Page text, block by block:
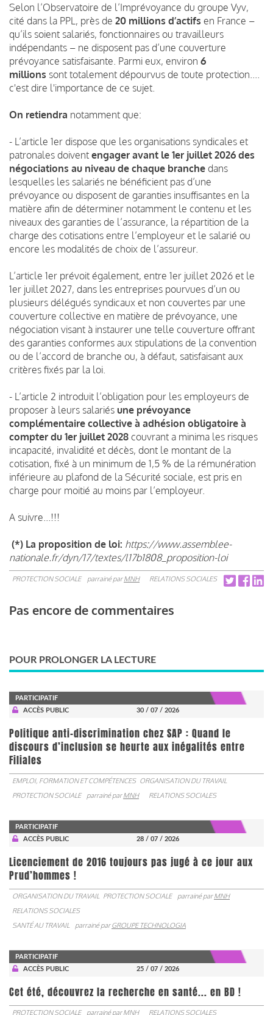
Selon l’Observatoire de l’Imprévoyance du groupe Vyv,
cité dans la PPL, près de 20 millions d’actifs en France –
qu’ils soient salariés, fonctionnaires ou travailleurs
indépendants – ne disposent pas d’une couverture
prévoyance satisfaisante. Parmi eux, environ 6
millions sont totalement dépourvus de toute protection....
c'est dire l'importance de ce sujet.
On retiendra notamment que:
- L’article 1er dispose que les organisations syndicales et
patronales doivent engager avant le 1er juillet 2026 des
négociations au niveau de chaque branche dans
lesquelles les salariés ne bénéficient pas d’une
prévoyance ou disposent de garanties insuffisantes en la
matière afin de déterminer notamment le contenu et les
niveaux des garanties de l’assurance, la répartition de la
charge des cotisations entre l’employeur et le salarié ou
encore les modalités de choix de l’assureur.
L’article 1er prévoit également, entre 1er juillet 2026 et le
1er juillet 2027, dans les entreprises pourvues d’un ou
plusieurs délégués syndicaux et non couvertes par une
couverture collective en matière de prévoyance, une
négociation visant à instaurer une telle couverture offrant
des garanties conformes aux stipulations de la convention
ou de l’accord de branche ou, à défaut, satisfaisant aux
critères fixés par la loi.
- L’article 2 introduit l’obligation pour les employeurs de
proposer à leurs salariés une prévoyance
complémentaire collective à adhésion obligatoire à
compter du 1er juillet 2028 couvrant a minima les risques
incapacité, invalidité et décès, dont le montant de la
cotisation, fixé à un minimum de 1,5 % de la rémunération
inférieure au plafond de la Sécurité sociale, est pris en
charge pour moitié au moins par l’employeur.
A suivre...!!!
(*) La proposition de loi: https://www.assemblee-
nationale.fr/dyn/17/textes/l17b1808_proposition-loi
PROTECTION SOCIALE parrainé parMNH RELATIONS SOCIALES
Pas encore de commentaires
POUR PROLONGER LA LECTURE
PARTICIPATIF
ACCÈS PUBLIC
30 / 07 / 2026
Politique anti-discrimination chez SAP : Quand le
discours d’inclusion se heurte aux inégalités entre
Filiales
EMPLOI, FORMATION ET COMPÉTENCES ORGANISATION DU TRAVAIL
PROTECTION SOCIALE
parrainé parMNH RELATIONS SOCIALES
PARTICIPATIF
ACCÈS PUBLIC
28 / 07 / 2026
Licenciement de 2016 toujours pas jugé à ce jour aux
Prud’hommes !
ORGANISATION DU TRAVAIL PROTECTION SOCIALE parrainé parMNH
RELATIONS SOCIALES
SANTÉ AU TRAVAIL
parrainé parGROUPE TECHNOLOGIA
PARTICIPATIF
ACCÈS PUBLIC
25 / 07 / 2026
Cet été, découvrez la recherche en santé... en BD !
PROTECTION SOCIALE parrainé parMNH RELATIONS SOCIALES